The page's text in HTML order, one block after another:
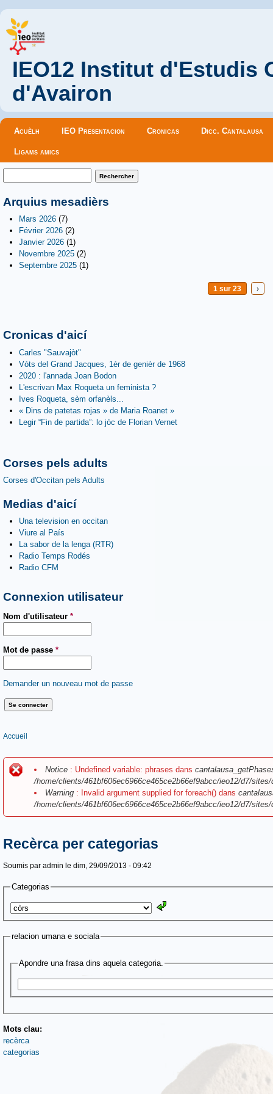
IEO12 Institut d'Estudis
d'Avairon
Menu principal
Acuèlh IEO Presentacion Cronicas Dicc. Cantalausa
Ligams amics
Formulaire de recherche
Arquius mesadièrs
Mars 2026 (7)
Février 2026 (2)
Janvier 2026 (1)
Novembre 2025 (2)
Septembre 2025 (1)
1 sur 23 ›
Cronicas d'aicí
Carles "Sauvajòt"
Vòts del Grand Jacques, 1èr de genièr de 1968
2020 : l'annada Joan Bodon
L'escrivan Max Roqueta un feminista ?
Ives Roqueta, sèm orfanèls...
« Dins de patetas rojas » de Maria Roanet »
Legir “Fin de partida”: lo jòc de Florian Vernet
Corses pels adults
Corses d'Occitan pels Adults
Medias d'aicí
Una television en occitan
Viure al País
La sabor de la lenga (RTR)
Radio Temps Rodés
Radio CFM
Connexion utilisateur
Nom d'utilisateur *
Mot de passe *
Demander un nouveau mot de passe
Vous êtes ici
Accueil
Message d'erreur
Notice : Undefined variable: phrases dans
/home/clients/461bf606ec6966ce465ce2b66ef9abcc/ieo12/d7/
Warning : Invalid argument supplied for foreach() dans
/home/clients/461bf606ec6966ce465ce2b66ef9abcc/ieo12/d7/
Recèrca per categorias
Soumis par admin le dim, 29/09/2013 - 09:42
Categorias
relacion umana e sociala
Apondre una frasa dins aquela categoria.
Mots clau:
recèrca
categorias